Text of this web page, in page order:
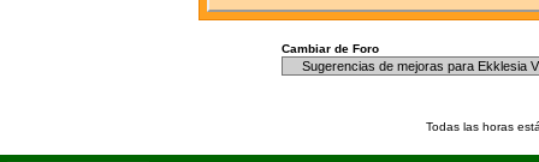
Cambiar de Foro
Todas las horas